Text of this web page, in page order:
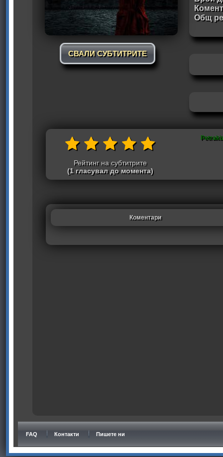
СВАЛИ СУБТИТРИТЕ
Общ
Рейтинг на субтитрите
(1 гласувал до момента)
Коментари
FAQ Контакти Пишете ни